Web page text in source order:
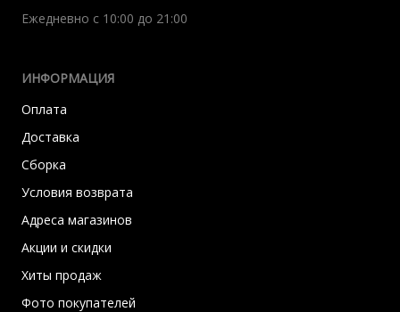
Ежедневно с 10:00 до 21:00
ИНФОРМАЦИЯ
Оплата
Доставка
Сборка
Условия возврата
Адреса магазинов
Акции и скидки
Хиты продаж
Фото покупателей